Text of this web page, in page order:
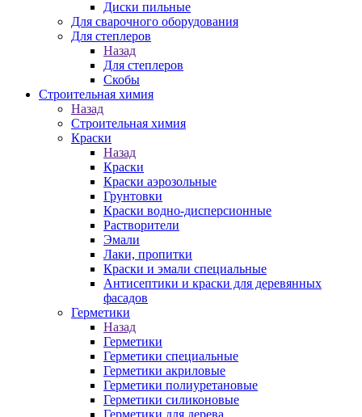
Диски пильные
Для сварочного оборудования
Для степлеров
Назад
Для степлеров
Скобы
Строительная химия
Назад
Строительная химия
Краски
Назад
Краски
Краски аэрозольные
Грунтовки
Краски водно-дисперсионные
Растворители
Эмали
Лаки, пропитки
Краски и эмали специальные
Антисептики и краски для деревянных
фасадов
Герметики
Назад
Герметики
Герметики специальные
Герметики акриловые
Герметики полиуретановые
Герметики силиконовые
Герметики для дерева